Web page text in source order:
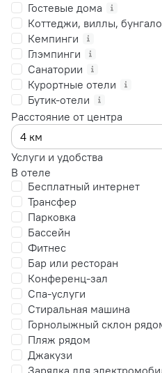
Гостевые дома
Коттеджи, виллы, бунгало
Кемпинги
Глэмпинги
Санатории
Курортные отели
Бутик-отели
Расстояние от центра
Услуги и удобства
В отеле
Бесплатный интернет
Трансфер
Парковка
Бассейн
Фитнес
Бар или ресторан
Конференц-зал
Спа-услуги
Стиральная машина
Горнолыжный склон
Пляж рядом
Джакузи
Зарядка для